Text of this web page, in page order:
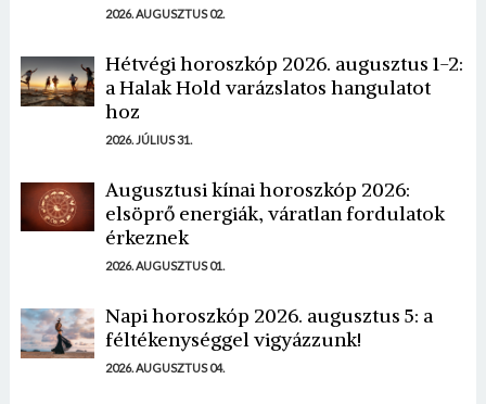
2026. AUGUSZTUS 02.
Hétvégi horoszkóp 2026. augusztus 1-2:
a Halak Hold varázslatos hangulatot
hoz
2026. JÚLIUS 31.
Augusztusi kínai horoszkóp 2026:
elsöprő energiák, váratlan fordulatok
érkeznek
2026. AUGUSZTUS 01.
Napi horoszkóp 2026. augusztus 5: a
féltékenységgel vigyázzunk!
2026. AUGUSZTUS 04.